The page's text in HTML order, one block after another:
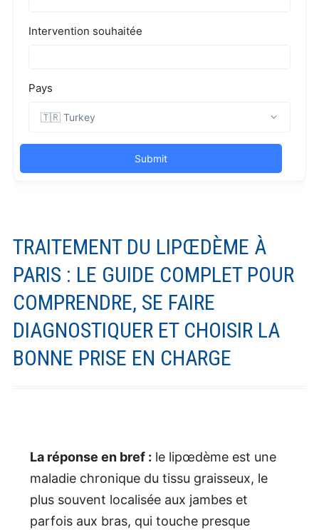
TRAITEMENT DU LIPŒDÈME À
PARIS : LE GUIDE COMPLET POUR
COMPRENDRE, SE FAIRE
DIAGNOSTIQUER ET CHOISIR LA
BONNE PRISE EN CHARGE
La réponse en bref : le lipœdème est une
maladie chronique du tissu graisseux, le
plus souvent localisée aux jambes et
parfois aux bras, qui touche presque